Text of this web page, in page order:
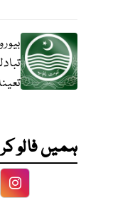
ہمیں فالو
Facebook